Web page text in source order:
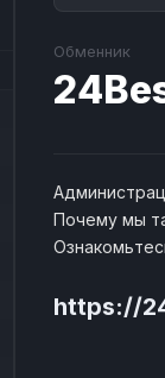
Обменник
Почему мы
https://